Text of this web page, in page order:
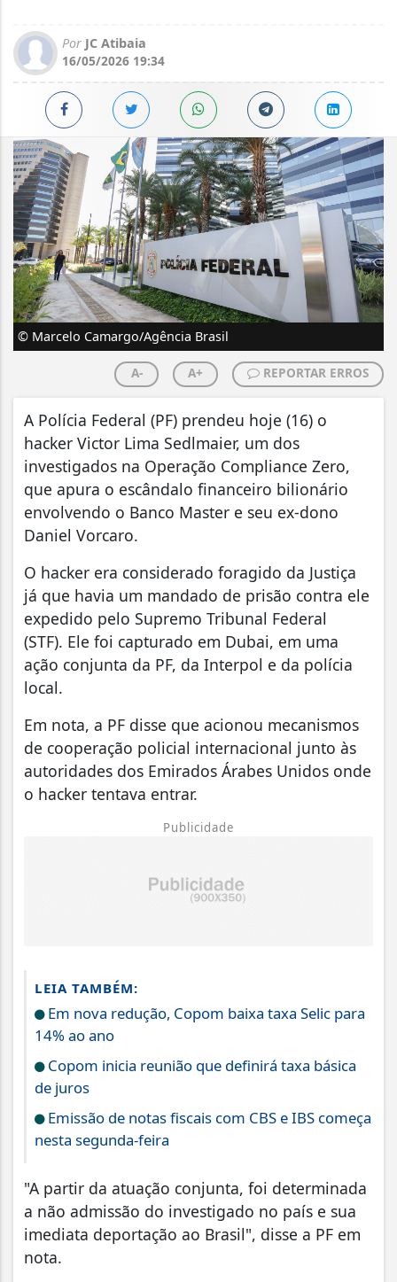
Por JC Atibaia
16/05/2026 19:34
© Marcelo Camargo/Agência Brasil
A- A+ REPORTAR ERROS
A Polícia Federal (PF) prendeu hoje (16) o
hacker Victor Lima Sedlmaier, um dos
investigados na Operação Compliance Zero,
que apura o escândalo financeiro bilionário
envolvendo o Banco Master e seu ex-dono
Daniel Vorcaro.
O hacker era considerado foragido da Justiça
já que havia um mandado de prisão contra ele
expedido pelo Supremo Tribunal Federal
(STF). Ele foi capturado em Dubai, em uma
ação conjunta da PF, da Interpol e da polícia
local.
Em nota, a PF disse que acionou mecanismos
de cooperação policial internacional junto às
autoridades dos Emirados Árabes Unidos onde
o hacker tentava entrar.
Publicidade
LEIA TAMBÉM:
Em nova redução, Copom baixa taxa Selic para
14% ao ano
Copom inicia reunião que definirá taxa básica
de juros
Emissão de notas fiscais com CBS e IBS começa
nesta segunda-feira
"A partir da atuação conjunta, foi determinada
a não admissão do investigado no país e sua
imediata deportação ao Brasil", disse a PF em
nota.